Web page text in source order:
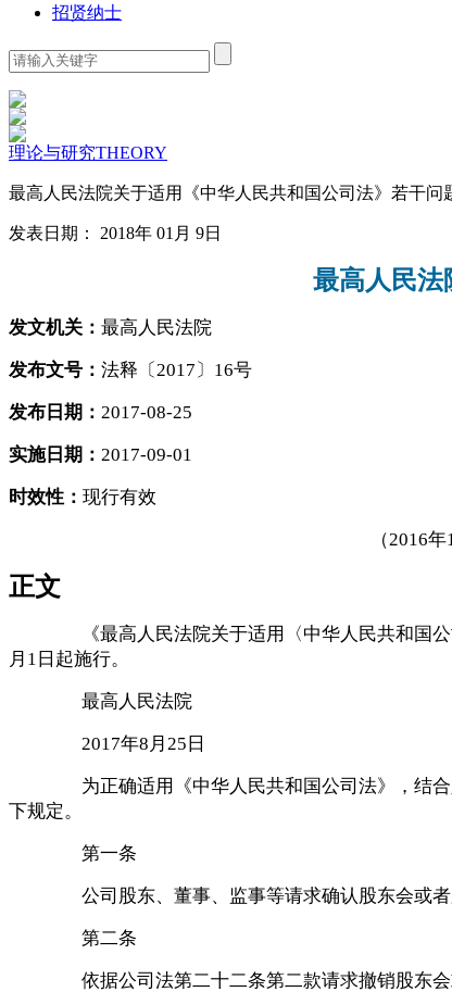
招贤纳士
理论与研究THEORY
最高人民法院关于适用《中华人民共和国公司法》若干问
发表日期： 2018年 01月 9日
最高人民法
发文机关： 最高人民法院
发布文号： 法释〔 2017〕16号
发布日期： 2017-08-25
实施日期： 2017-09-01
时效性： 现行有效
（2016
正文
《最高人民法院关于适用〈中华人民共和国
月1日起施行。
最高人民法院
2017年8月25日
为正确适用《中华人民共和国公司法》，结
下规定。
第一条
公司股东、董事、监事等请求确认股东会或
第二条
依据公司法第二十二条第二款请求撤销股东